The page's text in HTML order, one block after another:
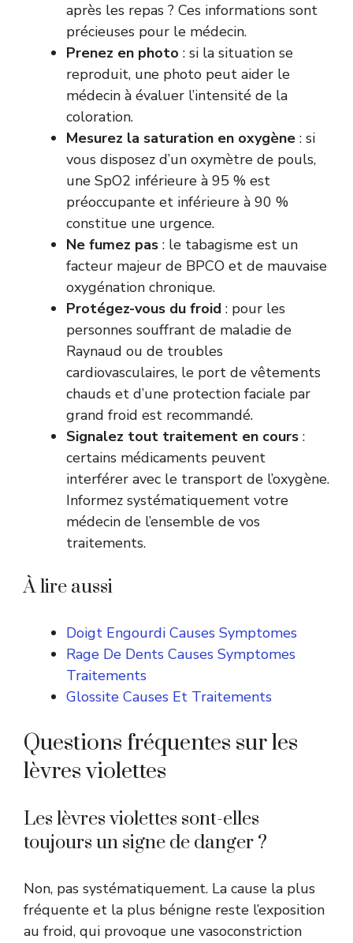
après les repas ? Ces informations sont
précieuses pour le médecin.
Prenez en photo : si la situation se
reproduit, une photo peut aider le
médecin à évaluer l’intensité de la
coloration.
Mesurez la saturation en oxygène : si
vous disposez d’un oxymètre de pouls,
une SpO2 inférieure à 95 % est
préoccupante et inférieure à 90 %
constitue une urgence.
Ne fumez pas : le tabagisme est un
facteur majeur de BPCO et de mauvaise
oxygénation chronique.
Protégez-vous du froid : pour les
personnes souffrant de maladie de
Raynaud ou de troubles
cardiovasculaires, le port de vêtements
chauds et d’une protection faciale par
grand froid est recommandé.
Signalez tout traitement en cours :
certains médicaments peuvent
interférer avec le transport de l’oxygène.
Informez systématiquement votre
médecin de l’ensemble de vos
traitements.
À lire aussi
Doigt Engourdi Causes Symptomes
Rage De Dents Causes Symptomes
Traitements
Glossite Causes Et Traitements
Questions fréquentes sur les
lèvres violettes
Les lèvres violettes sont-elles
toujours un signe de danger ?
Non, pas systématiquement. La cause la plus
fréquente et la plus bénigne reste l’exposition
au froid, qui provoque une vasoconstriction